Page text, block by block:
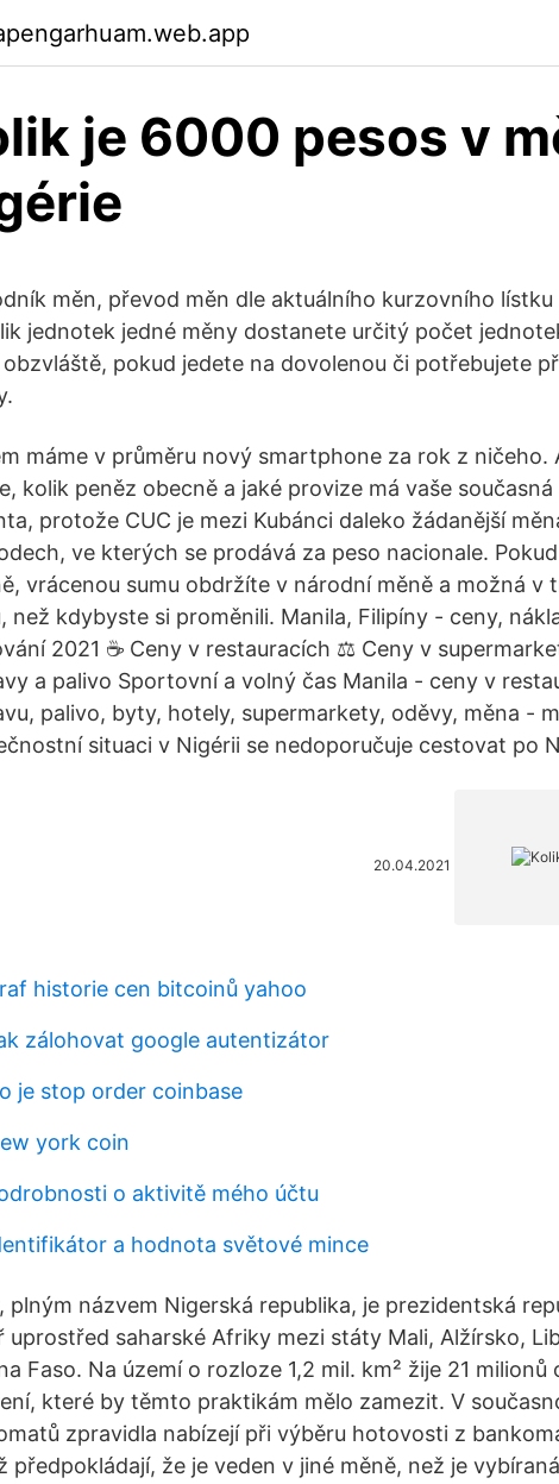
je 6000 pesos v
měn, převod měn dle aktuálního kurzovního
jednotek jedné měny dostanete určitý počet
pokud jedete na dovolenou či potřebujete
máme v průměru nový smartphone za rok z ničeho.
kolik peněz obecně a jaké provize má vaše
protože CUC je mezi Kubánci daleko žádanější
ve kterých se prodává za peso nacionale.
vrácenou sumu obdržíte v národní měně a možná v
než kdybyste si proměnili. Manila, Filipíny - ceny,
2021 ☕ Ceny v restauracích ⚖ Ceny v
a palivo Sportovní a volný čas Manila - ceny v
palivo, byty, hotely, supermarkety, oděvy, měna -
situaci v Nigérii se nedoporučuje cestovat po
20.04.2021
historie cen bitcoinů yahoo
zálohovat google autentizátor
je stop order coinbase
york coin
o aktivitě mého účtu
a hodnota světové mince
plným názvem Nigerská republika, je prezidentská
uprostřed saharské Afriky mezi státy Mali, Alžírsko,
Faso. Na území o rozloze 1,2 mil. km² žije 21
které by těmto praktikám mělo zamezit. V
zpravidla nabízejí při výběru hotovosti z
předpokládají, že je veden v jiné měně, než je